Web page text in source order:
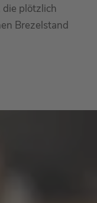
die plötzlich
Brezelstand